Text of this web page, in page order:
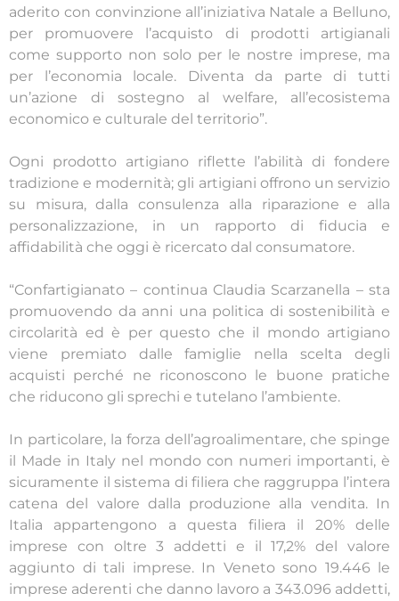
aderito con convinzione all’iniziativa Natale a Belluno,
per promuovere l’acquisto di prodotti artigianali
come supporto non solo per le nostre imprese, ma
per l’economia locale. Diventa da parte di tutti
un’azione di sostegno al welfare, all’ecosistema
economico e culturale del territorio”.
Ogni prodotto artigiano riflette l’abilità di fondere
tradizione e modernità; gli artigiani offrono un servizio
su misura, dalla consulenza alla riparazione e alla
personalizzazione, in un rapporto di fiducia e
affidabilità che oggi è ricercato dal consumatore.
“Confartigianato – continua Claudia Scarzanella – sta
promuovendo da anni una politica di sostenibilità e
circolarità ed è per questo che il mondo artigiano
viene premiato dalle famiglie nella scelta degli
acquisti perché ne riconoscono le buone pratiche
che riducono gli sprechi e tutelano l’ambiente.
In particolare, la forza dell’agroalimentare, che spinge
il Made in Italy nel mondo con numeri importanti, è
sicuramente il sistema di filiera che raggruppa l’intera
catena del valore dalla produzione alla vendita. In
Italia appartengono a questa filiera il 20% delle
imprese con oltre 3 addetti e il 17,2% del valore
aggiunto di tali imprese. In Veneto sono 19.446 le
imprese aderenti che danno lavoro a 343.096 addetti,